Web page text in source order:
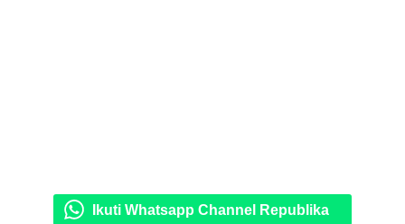
Ikuti Whatsapp Channel Republika